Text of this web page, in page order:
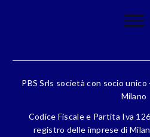
PBS Srls società con socio
Milano
Codice Fiscale e Partita Iva
registro delle imprese di